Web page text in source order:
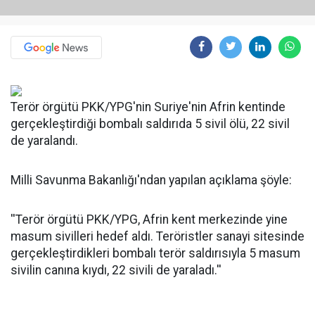
Terör örgütü PKK/YPG'nin Suriye'nin Afrin kentinde
gerçekleştirdiği bombalı saldırıda 5 sivil ölü, 22 sivil
de yaralandı.
Milli Savunma Bakanlığı'ndan yapılan açıklama şöyle:
''Terör örgütü PKK/YPG, Afrin kent merkezinde yine
masum sivilleri hedef aldı. Teröristler sanayi sitesinde
gerçekleştirdikleri bombalı terör saldırısıyla 5 masum
sivilin canına kıydı, 22 sivili de yaraladı.''